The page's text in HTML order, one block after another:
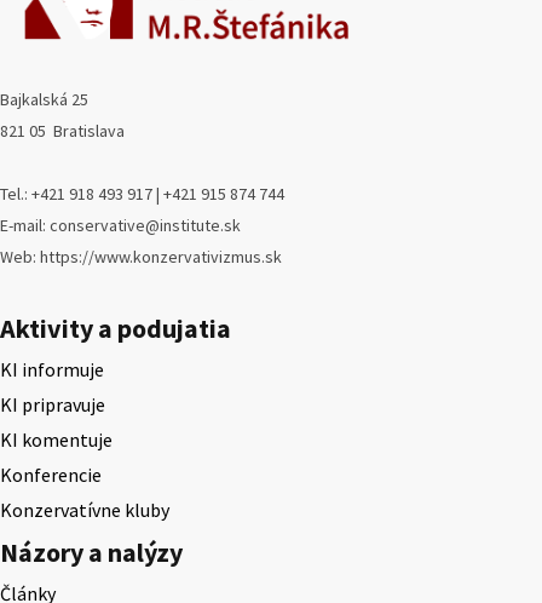
Bajkalská 25
821 05 Bratislava
Tel.: +421 918 493 917 | +421 915 874 744
E-mail: conservative@institute.sk
Web: https://www.konzervativizmus.sk
Aktivity a podujatia
KI informuje
KI pripravuje
KI komentuje
Konferencie
Konzervatívne kluby
Názory a nalýzy
Články